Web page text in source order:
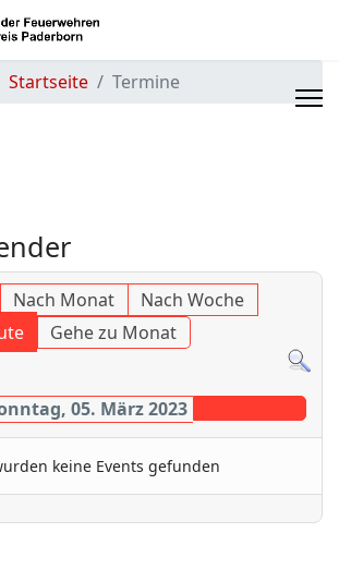
Startseite Termine
Nach Monat
Nach Woche
Gehe zu Monat
05. März 2023
keine Events gefunden